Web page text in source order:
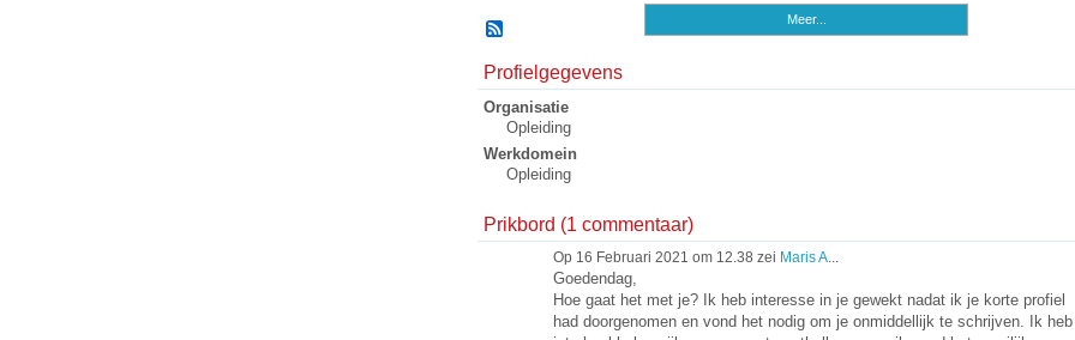
Meer...
Profielgegevens
Organisatie
Opleiding
Werkdomein
Opleiding
Prikbord (1 commentaar)
Op 16 Februari 2021 om 12.38 zei Maris A...
Goedendag,
Hoe gaat het met je? Ik heb interesse in je gewekt nadat ik je korte profiel
had doorgenomen en vond het nodig om je onmiddellijk te schrijven. Ik heb